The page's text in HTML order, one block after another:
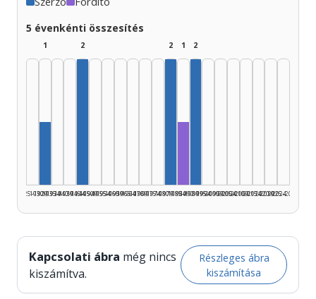
5 évenkénti összesítés
1925–1929
1
1930–1934
1935–1939
1940–1944
2
1945–1949
1950–1954
1955–1959
1960–1964
1965–1969
1970–1974
1975–1979
2
1980–1984
1
1985–1989
2
1990–1994
1995–1999
2000–2004
2005–2009
2010–2014
2015–2019
2020–2024
2025–2026
Kapcsolati ábra még nincs
kiszámítva.
Részleges ábra
kiszámítása